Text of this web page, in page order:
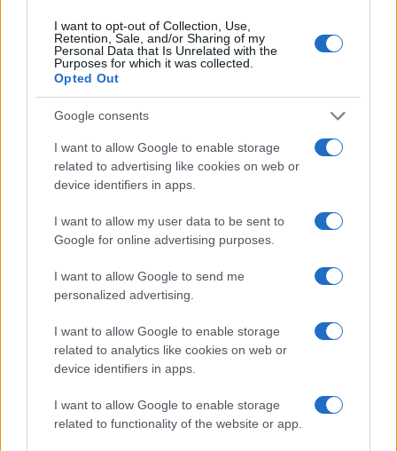
I want to opt-out of Collection, Use,
Retention, Sale, and/or Sharing of my
Personal Data that Is Unrelated with the
Purposes for which it was collected.
Opted Out
Google consents
I want to allow Google to enable storage
related to advertising like cookies on web or
device identifiers in apps.
I want to allow my user data to be sent to
Google for online advertising purposes.
I want to allow Google to send me
personalized advertising.
I want to allow Google to enable storage
related to analytics like cookies on web or
device identifiers in apps.
I want to allow Google to enable storage
related to functionality of the website or app.
Continua a leggere
ESG NEWS
Sanità sarda e transizione verde: tra case della
comunità, industria farmaceutica e tensioni politiche
Ilaria Galli · 15 Giu 2026